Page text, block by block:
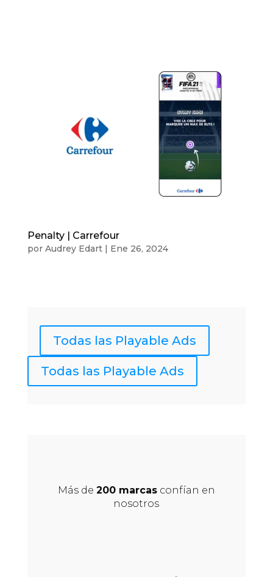
Penalty | Carrefour
por Audrey Edart| Ene 26, 2024
Todas las Playable Ads
Todas las Playable Ads
Más de 200 marcasconfían en
nosotros